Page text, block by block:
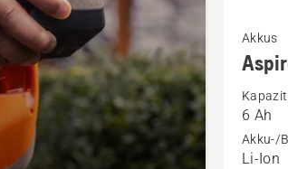
Details
Aspire®
P4A
Akkus
6 Ah
Akku-/
Li-Ion